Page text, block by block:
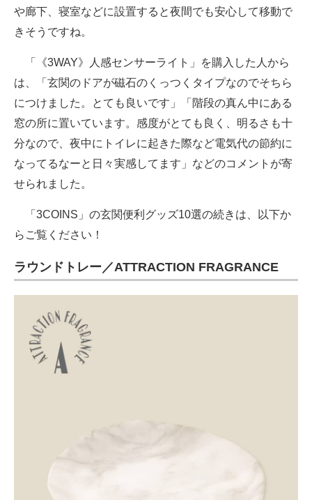
や廊下、寝室などに設置すると夜間でも安心して移動で
きそうですね。
「《3WAY》人感センサーライト」を購入した人から
は、「玄関のドアが磁石のくっつくタイプなのでそちら
につけました。とても良いです」「階段の真ん中にある
窓の所に置いています。感度がとても良く、明るさも十
分なので、夜中にトイレに起きた際など電気代の節約に
なってるなーと日々実感してます」などのコメントが寄
せられました。
「3COINS」の玄関便利グッズ10選の続きは、以下か
らご覧ください！
ラウンドトレー／ATTRACTION FRAGRANCE